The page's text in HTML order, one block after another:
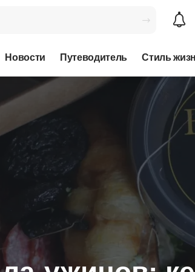
Новости Путеводитель Стиль